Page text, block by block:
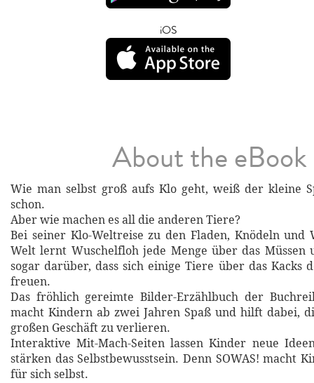
iOS
About the eBook
Wie man selbst groß aufs Klo geht, weiß der kleine
schon.
Aber wie machen es all die anderen Tiere?
Bei seiner Klo-Weltreise zu den Fladen, Knödeln und
Welt lernt Wuschelfloh jede Menge über das Müssen
sogar darüber, dass sich einige Tiere über das Kacks
freuen.
Das fröhlich gereimte Bilder-Erzählbuch der
macht Kindern ab zwei Jahren Spaß und hilft dabei,
großen Geschäft zu verlieren.
Interaktive Mit-Mach-Seiten lassen Kinder neue
stärken das Selbstbewusstsein. Denn SOWAS! macht
für sich selbst.